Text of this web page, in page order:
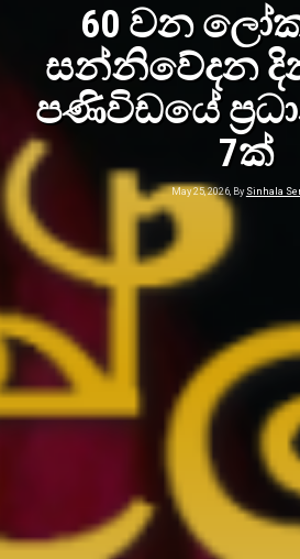
60 වන
සන්නිවේදන
පණිවිඩයේ
7ක්
May 25, 2026, BySinhala